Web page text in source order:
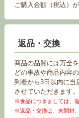
ご購入金額（税込）
返品・交換
商品の品質には万全
どの事故や商品内容
到着から3日以内に当
させていただきます。
※食品につきましては、
※返品・交換は、未開封